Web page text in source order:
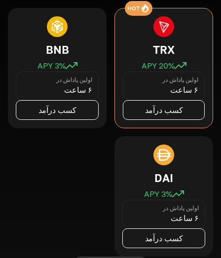
HOT
TRX
20% APY
اولین پاداش در
۶ ساعت
کسب درآمد
BNB
3% APY
اولین پاداش در
۶ ساعت
کسب درآمد
DAI
3% APY
اولین پاداش در
۶ ساعت
کسب درآمد